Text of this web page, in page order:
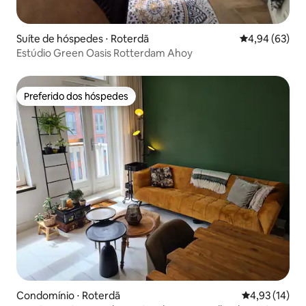
Suíte de hóspedes ⋅ Roterdã 4,94 de uma
4,94 (63)
Estúdio Green Oasis Rotterdam Ahoy
Preferido dos hóspedes
Preferido dos hóspedes
Condomínio ⋅ Roterdã 4,93 de uma
4,93 (14)